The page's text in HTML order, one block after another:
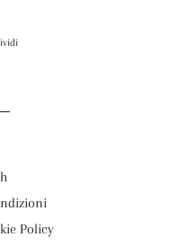
Policy